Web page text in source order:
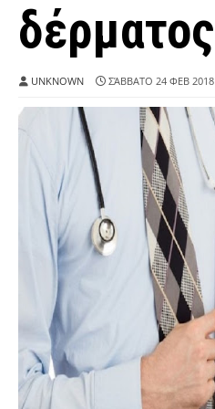
δέρματος
UNKNOWN ΣΆΒΒΑΤΟ 24 ΦΕΒ 2018